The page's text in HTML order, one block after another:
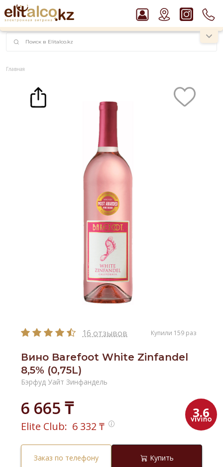
наименований!
instagram.com/rojo.kz
Рекомендуем
Ром Captain Morgan White 37,5%
Водка Smirnoff Red Vodka 37,5%
Джин Gordon`s London Dry Gin 37,5%
Пиво Guinness Draught 4,2% Can
Виски Talisker 10 YO Malt 45,8% in Box
Главная
16 отзывов Купили 159 раз
Вино Barefoot White Zinfandel
8,5% (0,75L)
Бэрфуд Уайт Зинфандель
6 665 ₸ 3.6
Elite Club: 6 332 ₸
Заказ по телефону Купить